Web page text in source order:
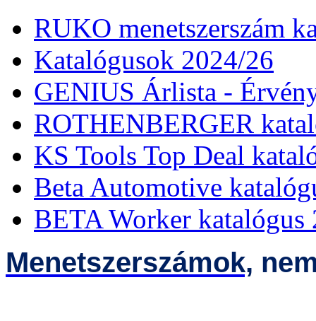
RUKO menetszerszám
Katalógusok 2024/26
GENIUS Árlista -
ROTHENBERGER
KS Tools Top Deal
Beta Automotive
BETA Worker katalógus
Menetszerszámok,